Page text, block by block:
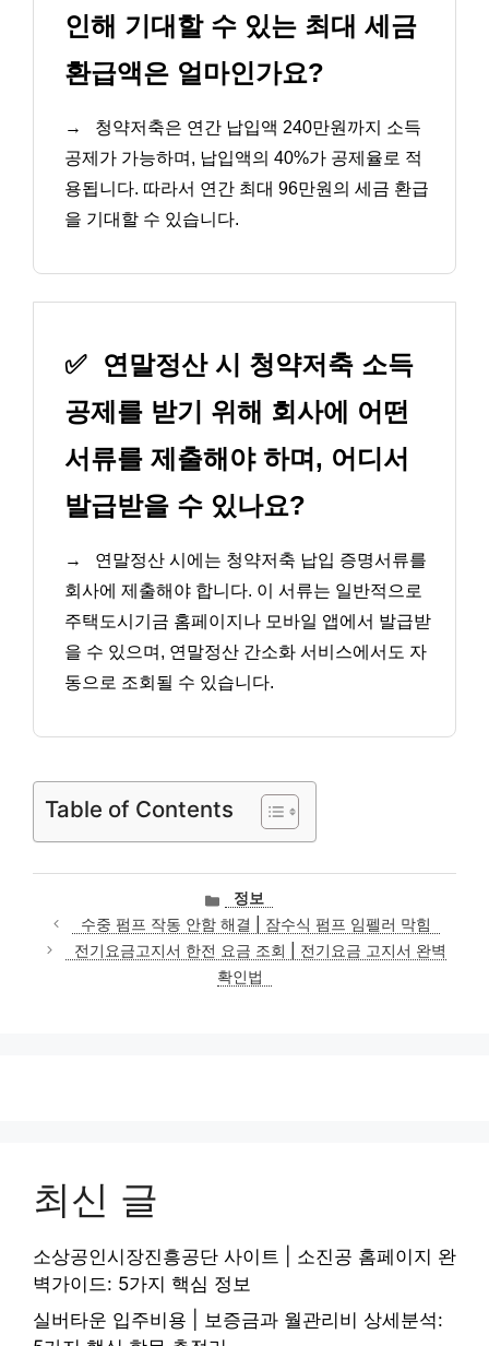
인해 기대할 수 있는 최대 세금
환급액은 얼마인가요?
→
청약저축은 연간 납입액 240만원까지 소득
공제가 가능하며, 납입액의 40%가 공제율로 적
용됩니다. 따라서 연간 최대 96만원의 세금 환급
을 기대할 수 있습니다.
✅
연말정산 시 청약저축 소득
공제를 받기 위해 회사에 어떤
서류를 제출해야 하며, 어디서
발급받을 수 있나요?
→
연말정산 시에는 청약저축 납입 증명서류를
회사에 제출해야 합니다. 이 서류는 일반적으로
주택도시기금 홈페이지나 모바일 앱에서 발급받
을 수 있으며, 연말정산 간소화 서비스에서도 자
동으로 조회될 수 있습니다.
Table of Contents
카
테
고
리
정보
수중 펌프 작동 안함 해결 | 잠수식 펌프 임펠러 막힘
전기요금고지서 한전 요금 조회 | 전기요금 고지서 완벽
확인법
최신 글
소상공인시장진흥공단 사이트 | 소진공 홈페이지 완
벽가이드: 5가지 핵심 정보
실버타운 입주비용 | 보증금과 월관리비 상세분석: